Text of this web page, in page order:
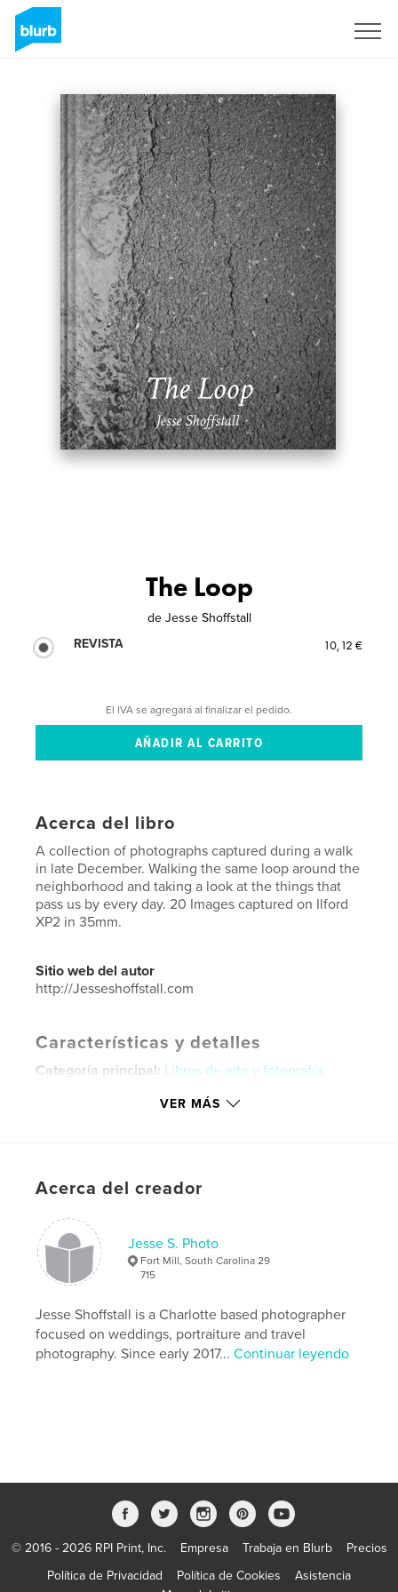
The Loop
de Jesse Shoffstall
REVISTA
10,12 €
El IVA se agregará al finalizar el pedido.
Acerca del libro
A collection of photographs captured during a walk
in late December. Walking the same loop around the
neighborhood and taking a look at the things that
pass us by every day. 20 Images captured on Ilford
XP2 in 35mm.
Sitio web del autor
http://Jesseshoffstall.com
Características y detalles
Categoría principal: Libros de arte y fotografía
Categorías adicionales Libros de gran formato
Fecha de publicación:abr. 07, 2020
Palabras clave
, photography , black and white
VER MÁS
Acerca del creador
Jesse S. Photo
Fort Mill, South Carolina 29
715
Jesse Shoffstall is a Charlotte based photographer
focused on weddings, portraiture and travel
photography. Since early 2017...Continuar leyendo
© 2016 - 2026 RPI Print, Inc. Empresa Trabaja en Blurb
Precios
Política de Privacidad
Política de Cookies
Asistencia